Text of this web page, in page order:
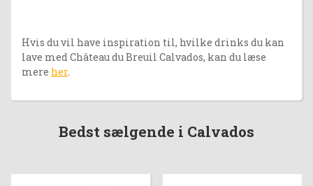
Hvis du vil have inspiration til, hvilke drinks du kan
lave med Château du Breuil Calvados, kan du læse
mere her.
Bedst sælgende i Calvados